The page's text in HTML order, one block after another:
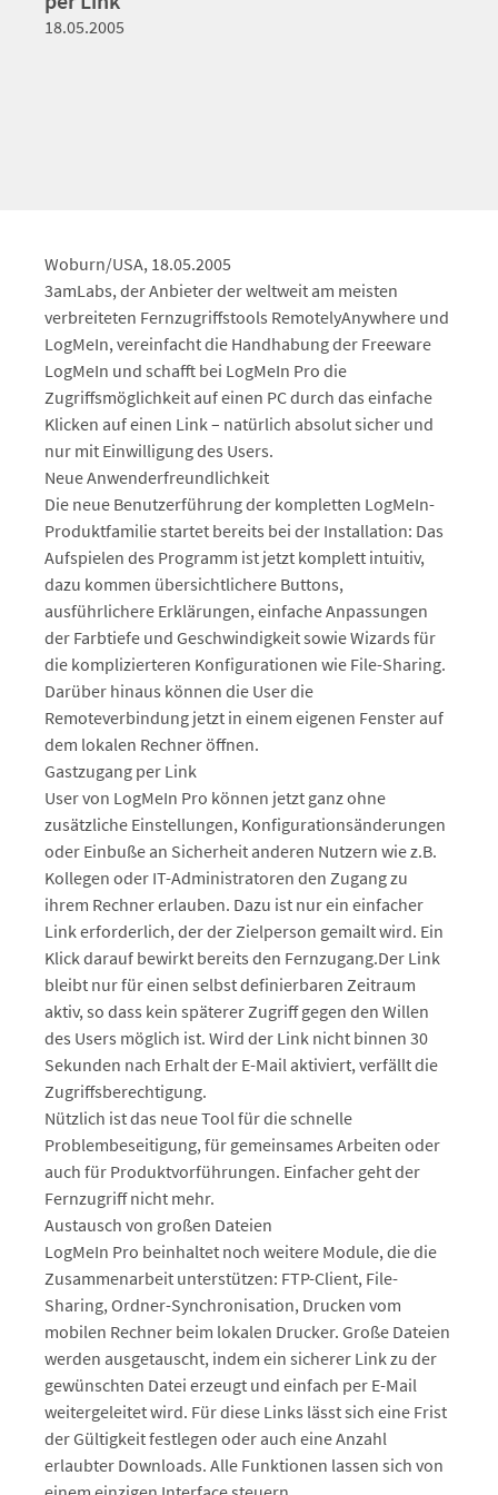
18.05.2005
Woburn/USA, 18.05.2005
3amLabs, der Anbieter der weltweit am meisten
verbreiteten Fernzugriffstools RemotelyAnywhere und
LogMeIn, vereinfacht die Handhabung der Freeware
LogMeIn und schafft bei LogMeIn Pro die
Zugriffsmöglichkeit auf einen PC durch das einfache
Klicken auf einen Link – natürlich absolut sicher und
nur mit Einwilligung des Users.
Neue Anwenderfreundlichkeit
Die neue Benutzerführung der kompletten LogMeIn-
Produktfamilie startet bereits bei der Installation: Das
Aufspielen des Programm ist jetzt komplett intuitiv,
dazu kommen übersichtlichere Buttons,
ausführlichere Erklärungen, einfache Anpassungen
der Farbtiefe und Geschwindigkeit sowie Wizards für
die komplizierteren Konfigurationen wie File-Sharing.
Darüber hinaus können die User die
Remoteverbindung jetzt in einem eigenen Fenster auf
dem lokalen Rechner öffnen.
Gastzugang per Link
User von LogMeIn Pro können jetzt ganz ohne
zusätzliche Einstellungen, Konfigurationsänderungen
oder Einbuße an Sicherheit anderen Nutzern wie z.B.
Kollegen oder IT-Administratoren den Zugang zu
ihrem Rechner erlauben. Dazu ist nur ein einfacher
Link erforderlich, der der Zielperson gemailt wird. Ein
Klick darauf bewirkt bereits den Fernzugang.Der Link
bleibt nur für einen selbst definierbaren Zeitraum
aktiv, so dass kein späterer Zugriff gegen den Willen
des Users möglich ist. Wird der Link nicht binnen 30
Sekunden nach Erhalt der E-Mail aktiviert, verfällt die
Zugriffsberechtigung.
Nützlich ist das neue Tool für die schnelle
Problembeseitigung, für gemeinsames Arbeiten oder
auch für Produktvorführungen. Einfacher geht der
Fernzugriff nicht mehr.
Austausch von großen Dateien
LogMeIn Pro beinhaltet noch weitere Module, die die
Zusammenarbeit unterstützen: FTP-Client, File-
Sharing, Ordner-Synchronisation, Drucken vom
mobilen Rechner beim lokalen Drucker. Große Dateien
werden ausgetauscht, indem ein sicherer Link zu der
gewünschten Datei erzeugt und einfach per E-Mail
weitergeleitet wird. Für diese Links lässt sich eine Frist
der Gültigkeit festlegen oder auch eine Anzahl
erlaubter Downloads. Alle Funktionen lassen sich von